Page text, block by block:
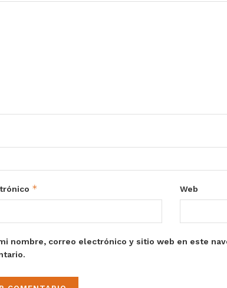
* Web
nombre, correo electrónico y sitio web en este